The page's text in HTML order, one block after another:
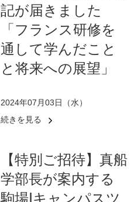
記が届きました
「フランス研修を
通して学んだこと
と将来への展望」
2024年07月03日（水）
続きを見る
【特別ご招待】真船
学部長が案内する
駒場Ⅰキャンパスツ